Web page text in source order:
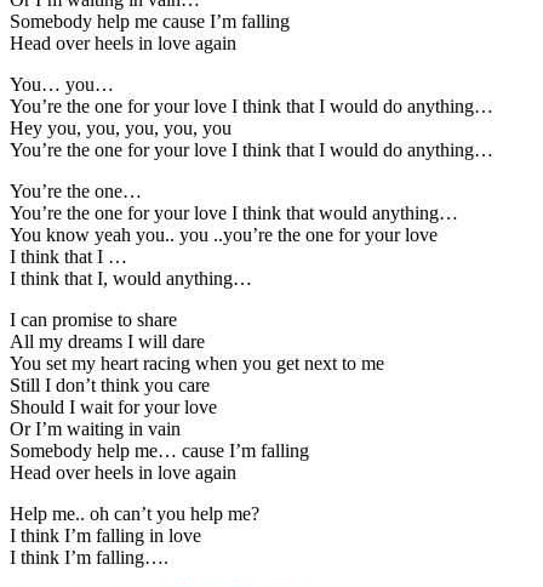
Somebody help me cause I’m falling
Head over heels in love again
You… you…
You’re the one for your love I think that I would do anything…
Hey you, you, you, you, you
You’re the one for your love I think that I would do anything…
You’re the one…
You’re the one for your love I think that would anything…
You know yeah you.. you ..you’re the one for your love
I think that I …
I think that I, would anything…
I can promise to share
All my dreams I will dare
You set my heart racing when you get next to me
Still I don’t think you care
Should I wait for your love
Or I’m waiting in vain
Somebody help me… cause I’m falling
Head over heels in love again
Help me.. oh can’t you help me?
I think I’m falling in love
I think I’m falling….